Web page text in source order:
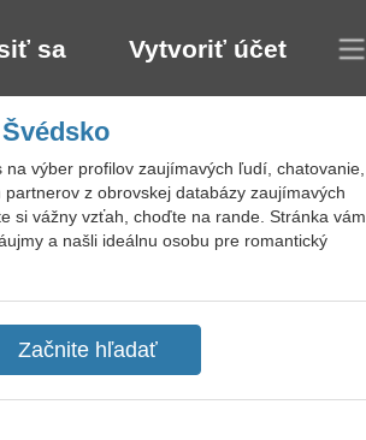
sa Vytvoriť účet
výber profilov zaujímavých ľudí, chatovanie,
z obrovskej databázy zaujímavých
si vážny vzťah, choďte na rande. Stránka vám
a našli ideálnu osobu pre romantický